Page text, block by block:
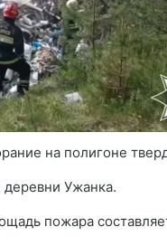
на полигоне
Ужанка.
пожара